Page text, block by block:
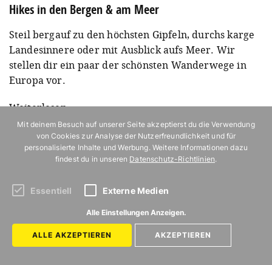
Hikes in den Bergen & am Meer
Steil bergauf zu den höchsten Gipfeln, durchs karge
Landesinnere oder mit Ausblick aufs Meer. Wir
stellen dir ein paar der schönsten Wanderwege in
Europa vor.
Weiterlesen
DIESE ARTIKEL KÖNNTEN DICH
Mit deinem Besuch auf unserer Seite akzeptierst du die Verwendung
von Cookies zur Analyse der Nutzerfreundlichkeit und für
personalisierte Inhalte und Werbung. Weitere Informationen dazu
findest du in unseren Datenschutz-Richtlinien.
Essentiell Externe Medien
Alle Einstellungen Anzeigen.
ALLE AKZEPTIEREN AKZEPTIEREN